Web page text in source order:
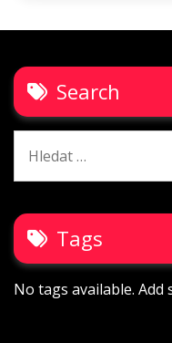
Search
Tags
No tags available. Add